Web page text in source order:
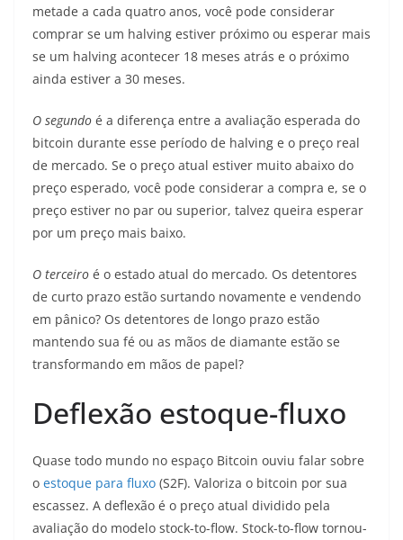
metade a cada quatro anos, você pode considerar
comprar se um halving estiver próximo ou esperar mais
se um halving acontecer 18 meses atrás e o próximo
ainda estiver a 30 meses.
O segundo é a diferença entre a avaliação esperada do
bitcoin durante esse período de halving e o preço real
de mercado. Se o preço atual estiver muito abaixo do
preço esperado, você pode considerar a compra e, se o
preço estiver no par ou superior, talvez queira esperar
por um preço mais baixo.
O terceiro é o estado atual do mercado. Os detentores
de curto prazo estão surtando novamente e vendendo
em pânico? Os detentores de longo prazo estão
mantendo sua fé ou as mãos de diamante estão se
transformando em mãos de papel?
Deflexão estoque-fluxo
Quase todo mundo no espaço Bitcoin ouviu falar sobre
o estoque para fluxo (S2F). Valoriza o bitcoin por sua
escassez. A deflexão é o preço atual dividido pela
avaliação do modelo stock-to-flow. Stock-to-flow tornou-